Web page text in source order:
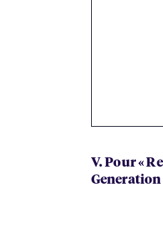
V. Pour «
Generation